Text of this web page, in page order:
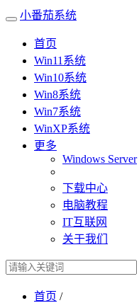
小番茄系统
首页
Win11系统
Win10系统
Win8系统
Win7系统
WinXP系统
更多
Windows Server
下载中心
电脑教程
IT互联网
关于我们
首页 /